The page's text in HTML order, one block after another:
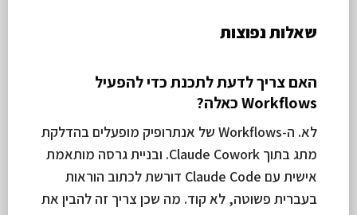
שאלות נפוצות
האם צריך לדעת לתכנת כדי להפעיל
Workflows כאלה?
לא. ה-Workflows של אנתרופיק מופעלים בהדלקת
מתג בתוך Claude Cowork. ובניית גרסה מותאמת
אישית עם Claude Code דורשת לכתוב הוראות
בעברית פשוטה, לא קוד. מה שכן צריך זה להבין את